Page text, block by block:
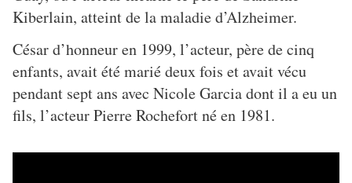
Kiberlain, atteint de la maladie d’Alzheimer.
César d’honneur en 1999, l’acteur, père de cinq
enfants, avait été marié deux fois et avait vécu
pendant sept ans avec Nicole Garcia dont il a eu un
fils, l’acteur Pierre Rochefort né en 1981.